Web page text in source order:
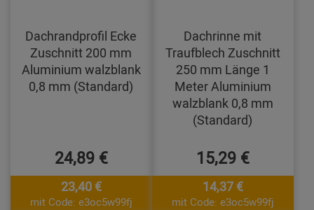
Dachrandprofil Ecke
Zuschnitt 200 mm
Aluminium walzblank
0,8 mm (Standard)
24,89 €
23,40 €
mit Code: e3oc5w99fj
Dachrinne mit
Traufblech Zuschnitt
250 mm Länge 1
Meter Aluminium
walzblank 0,8 mm
(Standard)
15,29 €
14,37 €
mit Code: e3oc5w99fj